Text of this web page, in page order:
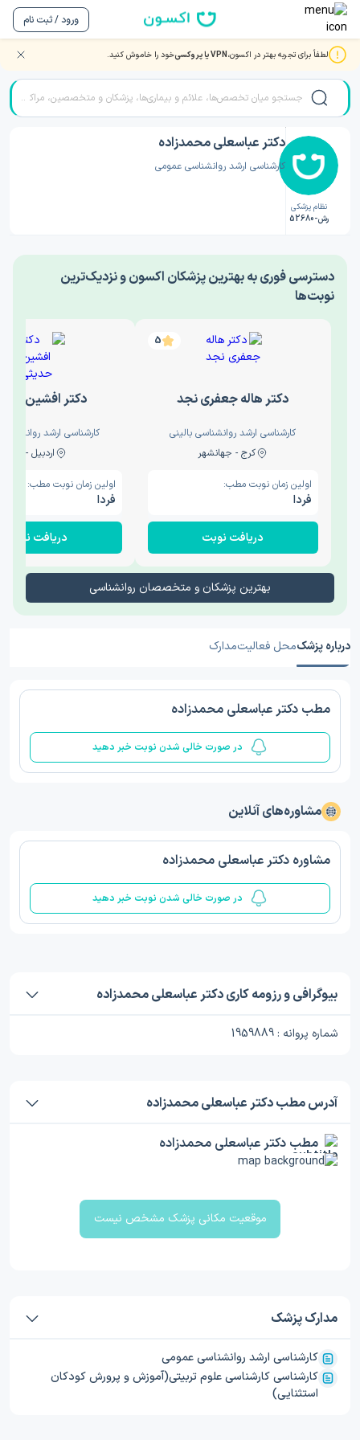
ورود / ثبت نام
لطفاً برای تجربه بهتر در اکسون،VPN یا پروکسی خود را خاموش کنید. صفحه اصلی/دکتر روانشناسی/دکتر عباسعلی محمدزاده
نظام پزشکی
رش-52680
دکتر عباسعلی محمدزاده
کارشناسی ارشد روانشناسی عمومی
‎دسترسی فوری به بهترین پزشکان اکسون و نزدیک‌ترین
نوبت‌ها
5
دکتر هاله جعفری نجد
کارشناسی ارشد روانشناسی بالینی
کرج - جهانشهر
اولین زمان نوبت مطب:
فردا
دریافت نوبت
دکتر افشین
کارشناسی ارشد
اردبیل - والی
اولین زمان نوبت مطب:
فردا
دریافت نوبت
بهترین پزشکان و متخصصان روانشناسی
درباره پزشکمحل فعالیتمدارک
مطب دکتر عباسعلی محمدزاده
در صورت خالی شدن نوبت خبر دهید
مشاوره‌های آنلاین
مشاوره دکتر عباسعلی محمدزاده
در صورت خالی شدن نوبت خبر دهید
بیوگرافی و رزومه کاری دکتر عباسعلی محمدزاده
شماره پروانه : 1959889
آدرس مطب دکتر عباسعلی محمدزاده
مطب دکتر عباسعلی محمدزاده
موقعیت مکانی پزشک مشخص نیست
مدارک پزشک
کارشناسی ارشد روانشناسی عمومی
کارشناسی کارشناسی علوم تربیتی(آموزش و پرورش کودکان
استثنایی)